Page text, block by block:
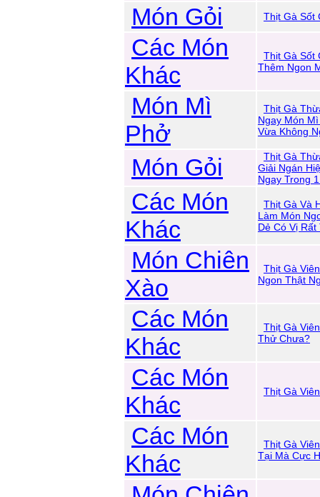
Món Gỏi Thịt Gà Sốt
Các Món
Khác
Thịt Gà Sốt
Thêm Ngon
Món Mì
Phở
Thịt Gà
Ngay Món
Vừa Không
Món Gỏi
Thịt Gà
Giải Ngán
Ngay Trong
Các Món
Khác
Thịt Gà Và
Làm Món
Dẻ Có Vị
Món Chiên
Xào
Thịt Gà
Ngon Thật
Các Món
Khác
Thịt Gà
Thử Chưa?
Các Món
Khác
Thịt Gà
Các Món
Khác
Thịt Gà
Tại Mà Cực